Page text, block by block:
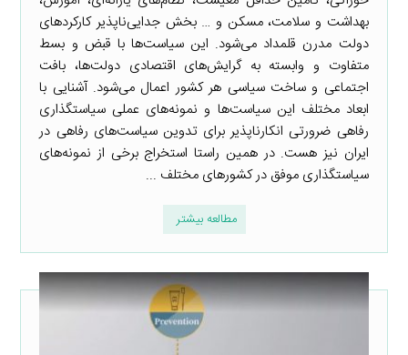
بهداشت و سلامت، مسکن و … بخش جدایی‌ناپذیر کارکردهای
دولت مدرن قلمداد می‌شود. این سیاست‌ها با قبض و بسط
متفاوت و وابسته به گرایش‌های اقتصادی دولت‌ها، بافت
اجتماعی و ساخت سیاسی هر کشور اعمال می‌شود. آشنایی با
ابعاد مختلف این سیاست‌ها و نمونه‌های عملی سیاستگذاری
رفاهی ضرورتی انکارناپذیر برای تدوین سیاست‌های رفاهی در
ایران نیز هست. در همین راستا استخراج برخی از نمونه‌های
سیاستگذاری موفق در کشورهای مختلف ...
مطالعه بیشتر